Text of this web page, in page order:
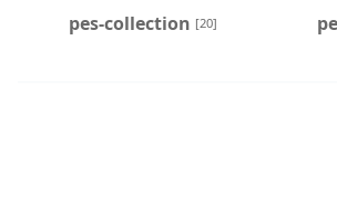
pes-collection [20]